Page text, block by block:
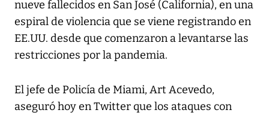
nueve fallecidos en San José (California), en una
espiral de violencia que se viene registrando en
EE.UU. desde que comenzaron a levantarse las
restricciones por la pandemia.
El jefe de Policía de Miami, Art Acevedo,
aseguró hoy en Twitter que los ataques con